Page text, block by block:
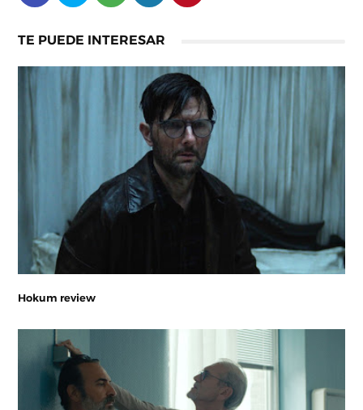
TE PUEDE INTERESAR
Hokum review